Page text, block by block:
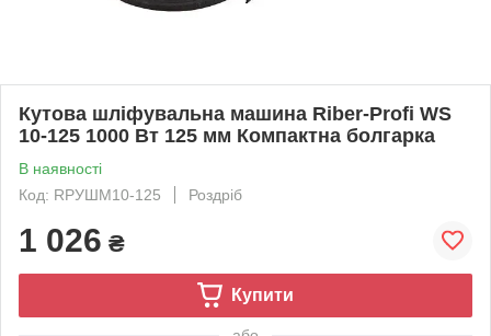
Кутова шліфувальна машина Riber-Profi WS
10-125 1000 Вт 125 мм Компактна болгарка
В наявності
Код: RPУШМ10-125
Роздріб
1 026 ₴
Купити